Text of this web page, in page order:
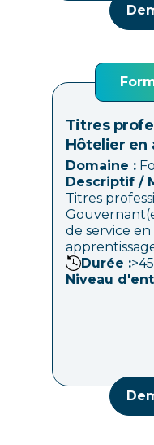
Titres
Hôtelier en
Domaine :
Descriptif /
Titres
de service
Durée :
Niveau